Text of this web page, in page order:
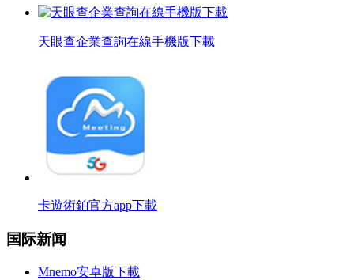
天眼查企業查詢在線手機版下載
卡遊術鉑官方app下載
国际新闻
Mnemo安卓版下載